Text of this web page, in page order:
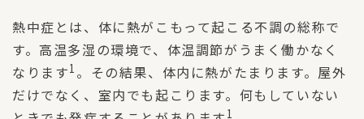
熱中症とは、体に熱がこもって起こる不調の総称で
す。高温多湿の環境で、体温調節がうまく働かなく
なります1 。その結果、体内に熱がたまります。屋外
だけでなく、室内でも起こります。何もしていない
1